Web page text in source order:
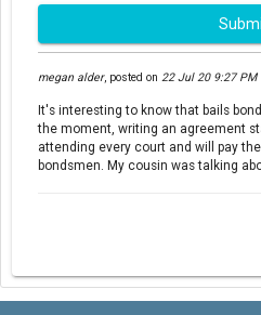
megan alder, posted on 22 Jul 20 9:27 PM
It's interesting to know that bails
the moment, writing an agreement
attending every court and will pay
bondsmen. My cousin was talking